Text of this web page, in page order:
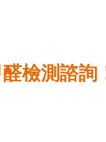
檢測諮詢